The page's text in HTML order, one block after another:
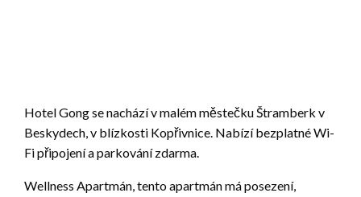
Hotel Gong se nachází v malém městečku Štramberk v
Beskydech, v blízkosti Kopřivnice. Nabízí bezplatné Wi-
Fi připojení a parkování zdarma.
Wellness Apartmán, tento apartmán má posezení,